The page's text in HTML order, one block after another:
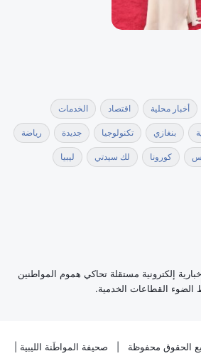
أخبار محلية اقتصاد الخدمات
بنغازي تكنولوجيا جديدة رياضة
كورونا لك سيدتي ليبيا
إلكترونية مستقلة تحاكي هموم المواطنين
الضوء القطاعات الخدمية.
صحيفة المواطَنة الليبية